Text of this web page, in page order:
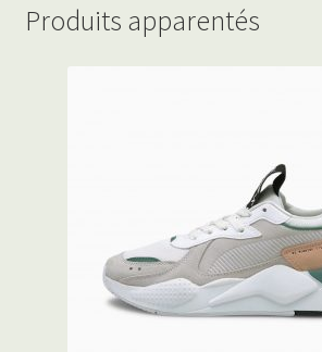
Produits apparentés